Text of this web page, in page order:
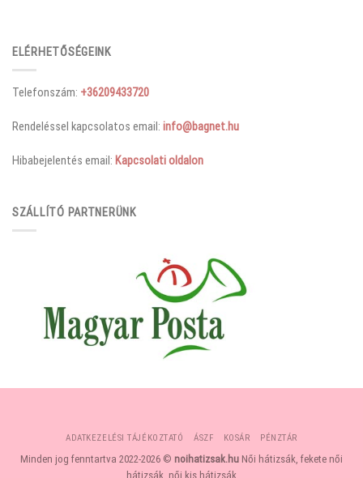
ELÉRHETŐSÉGEINK
Telefonszám: +36209433720
Rendeléssel kapcsolatos email: info@bagnet.hu
Hibabejelentés email: Kapcsolati oldalon
SZÁLLÍTÓ PARTNERÜNK
ADATKEZELÉSI TÁJÉKOZTATÓ ÁSZF KOSÁR PÉNZTÁR
Minden jog fenntartva 2022-2026 © noihatizsak.hu Női hátizsák, fekete női
hátizsák, női kis hátizsák